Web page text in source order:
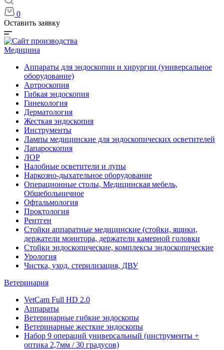
0
Оставить заявку
Медицина
Аппараты для эндоскопии и хирургии (универсальное
оборудование)
Артроскопия
Гибкая эндоскопия
Гинекология
Дерматология
Жесткая эндоскопия
Инструменты
Лампы медицинские для эндоскопических осветителей
Лапароскопия
ЛОР
Налобные осветители и лупы
Наркозно-дыхательное оборудование
Операционные столы, Медицинская мебель,
Общебольничное
Офтальмология
Проктология
Рентген
Стойки аппаратные медицинские (стойки, ящики,
держатели монитора, держатели камерной головки
Стойки эндоскопические, комплексы эндоскопические
Урология
Чистка, уход, стерилизация, ДВУ
Ветеринария
VetCam Full HD 2.0
Аппараты
Ветеринарные гибкие эндоскопы
Ветеринарные жесткие эндоскопы
Набор 9 операций универсальный (инструменты +
оптика 2,7мм / 30 градусов)